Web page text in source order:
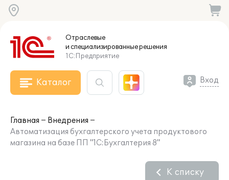
Отраслевые
и специализированныерешения
1С:Предприятие
Каталог Вход
Главная
Внедрения
Автоматизация бухгалтерского учета продуктового
магазина на базе ПП "1С:Бухгалтерия 8"
К списку